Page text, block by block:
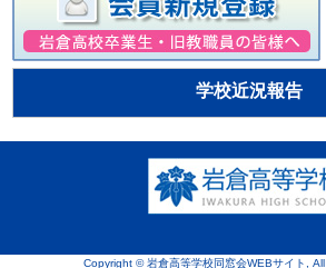
学校近況報告
Copyright © 岩倉高等学校同窓会WEBサイト,